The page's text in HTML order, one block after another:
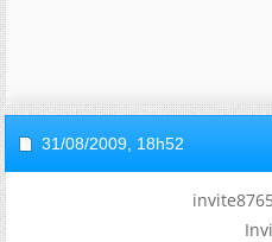
31/08/2009, 18h52